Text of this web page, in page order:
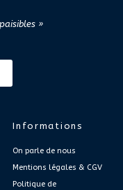
»
Informations
On parle de nous
Mentions légales & CGV
Politique de